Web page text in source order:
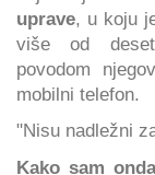
uprave, u koju
više od
povodom
mobilni telefon.
"Nisu nadležni
Kako sam onda